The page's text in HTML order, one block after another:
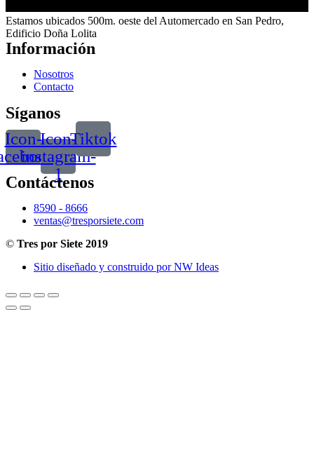
Estamos ubicados 500m. oeste del Automercado en San Pedro,
Edificio Doña Lolita
Información
Nosotros
Contacto
Síganos
Icon-Icon-
instagram-
1
Tiktok
Contáctenos
8590 - 8666
ventas@tresporsiete.com
© Tres por Siete 2019
Sitio diseñado y construido por NW Ideas